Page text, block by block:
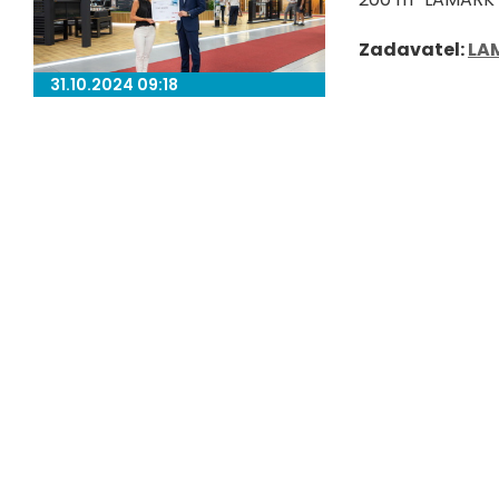
31.10.2024 09:18
Zadavatel: